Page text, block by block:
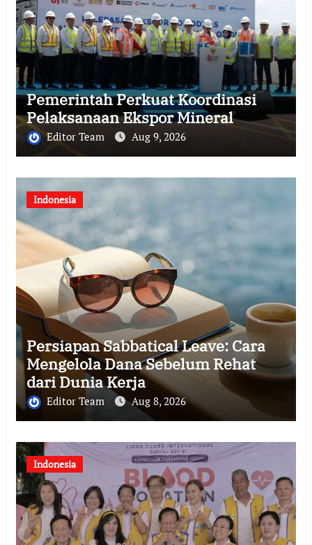
Pemerintah Perkuat Koordinasi
Pelaksanaan Ekspor Mineral
Editor Team Aug 9, 2026
Indonesia
Persiapan Sabbatical Leave: Cara
Mengelola Dana Sebelum Rehat
dari Dunia Kerja
Editor Team Aug 8, 2026
Indonesia